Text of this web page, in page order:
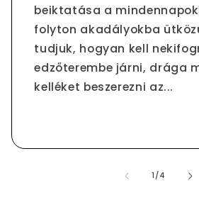
beiktatása a
folyton akadályokba
tudjuk, hogyan kell
edzőterembe járni, drága
kelléket beszerezni az...
1 //4